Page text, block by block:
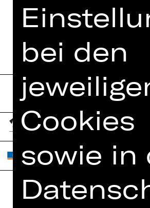
bei den
Cookies
sowie in